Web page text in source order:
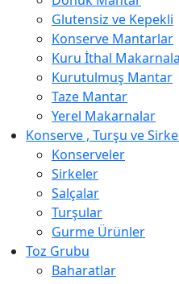
Glutensiz ve Kepekli
Konserve Mantarlar
Kuru İthal
Kurutulmuş Mantar
Taze Mantar
Yerel Makarnalar
Konserve , Turşu ve
Konserveler
Sirkeler
Salçalar
Turşular
Gurme Ürünler
Toz Grubu
Baharatlar